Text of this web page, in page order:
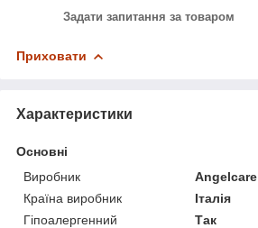
Задати запитання за товаром
Приховати
Характеристики
Основні
Виробник
Angelcare
Країна виробник
Італія
Гіпоалергенний
Так